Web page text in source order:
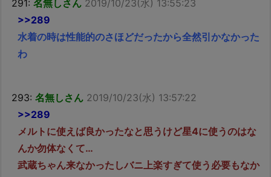
291: 名無しさん 2019/10/23(水) 13:55:23
>>289
水着の時は性能的のさほどだったから全然引かなかった
わ
293: 名無しさん 2019/10/23(水) 13:57:22
>>289
メルトに使えば良かったなと思うけど星4に使うのはな
んか勿体なくて…
武蔵ちゃん来なかったしバニ上楽すぎて使う必要もなか